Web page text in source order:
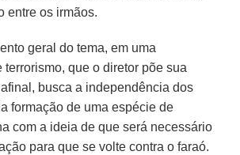
entre os irmãos.
geral do tema, em uma
terrorismo, que o diretor põe sua
afinal, busca a independência dos
formação de uma espécie de
com a ideia de que será necessário
para que se volte contra o faraó.